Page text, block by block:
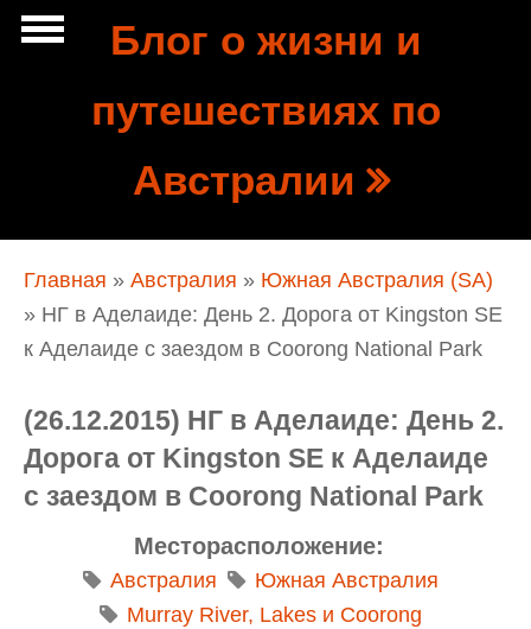
Перейти к основному содержанию
Блог о жизни и
путешествиях по
Австралии
Navigation
Вы здесь
Главная » Австралия » Южная Австралия (SA)
» НГ в Аделаиде: День 2. Дорога от Kingston SE
к Аделаиде с заездом в Coorong National Park
(26.12.2015) НГ в Аделаиде: День 2.
Дорога от Kingston SE к Аделаиде
с заездом в Coorong National Park
Месторасположение:
Австралия
Южная Австралия
Murray River, Lakes и Coorong